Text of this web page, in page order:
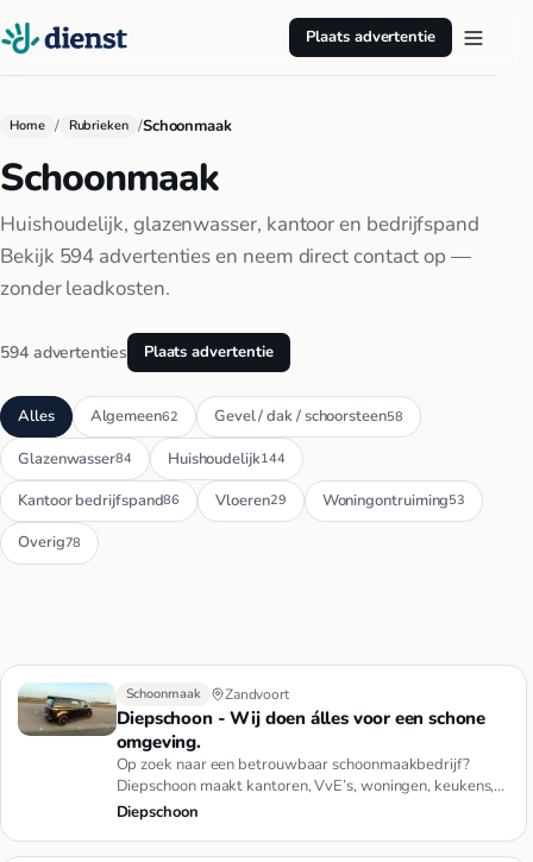
Plaats advertentie
Home / Rubrieken /Schoonmaak
Schoonmaak
Huishoudelijk, glazenwasser, kantoor en bedrijfspand
Bekijk 594 advertenties en neem direct contact op —
zonder leadkosten.
594 advertenties Plaats advertentie
Alles Algemeen62 Gevel / dak / schoorsteen58
Glazenwasser84 Huishoudelijk144
Kantoor bedrijfspand86 Vloeren29 Woningontruiming53
Overig78
Schoonmaak Zandvoort
Diepschoon - Wij doen álles voor een schone
omgeving.
Op zoek naar een betrouwbaar schoonmaakbedrijf?
Diepschoon maakt kantoren, VvE’s, woningen, keukens,
badkamers en meer b…
Diepschoon